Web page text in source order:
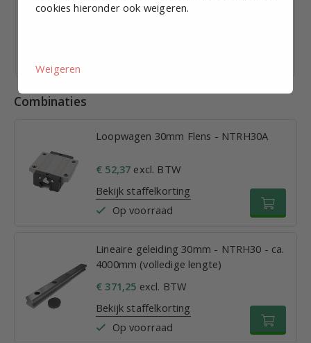
Combinaties
Loopwagen 30mm Flens - NTRH30A
€ 52,37 excl. BTW
Bekijk staffelkorting
Op voorraad
Lineaire geleiding 30mm - NTRH30 - ca.
4000mm (volledige lengte)
€ 371,25 excl. BTW
Bekijk staffelkorting
Op voorraad
cookies hieronder ook weigeren.
Weigeren